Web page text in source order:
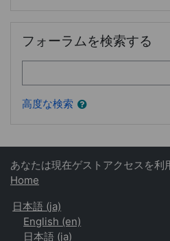
フォーラムを検索する
高度な検索
あなたは現在ゲストアクセスを利
Home
日本語 ‎(ja)‎
English ‎(en)‎
日本語 ‎(ja)‎